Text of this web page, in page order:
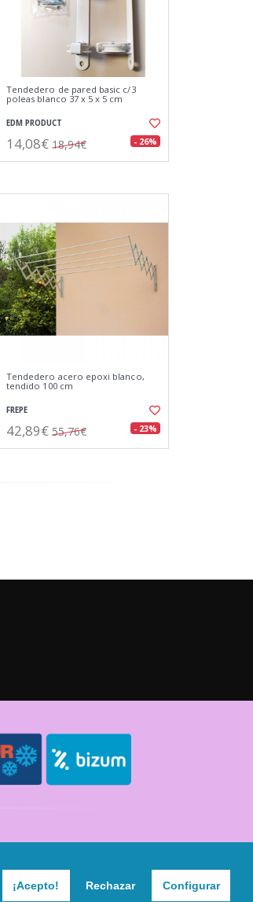
¡Acepto! Rechazar Configurar
Tendedero de pared basic c/3
poleas blanco 37 x 5 x 5 cm
EDM PRODUCT
14,08€ 18,94€ - 26%
Tendedero acero epoxi blanco,
tendido 100 cm
FREPE
42,89€ 55,76€ - 23%